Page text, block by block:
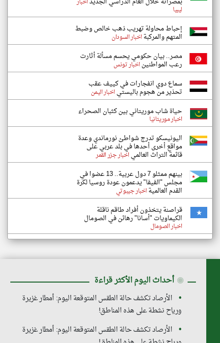
اخبار
ليبيا
إحباط محاولة تهريب ذهب خالص وضبط
المتهم والمركبةاخبار السودان
مصر.. بيان حكومي يحسم مسألة أثارت
رعب المواطنيناخبار تونس
سماع دوي انفجارات في كييف عقب
تحذير من هجوم باليستياخبار اليمن
حياة شاب موريتاني بين كثبان الصحراء
اخبار موريتانيا
اليونيسكو تدرج شواطئ نورماندي وعدة
مواقع أخرى أحدها في بلد عربي على
قائمة التراث العالمياخبار جزر القمر
بينهم ممثلو 7 دول عربية.. 13 عضوا في
مجلس "الفيفا" يدعمون عودة روسيا لكرة
القدم العالميةاخبار جيبوتي
قراصنة يتخذون أفراد طاقم ناقلة
الكيماويات "أسانا" رهائن في الصومال
اخبار الصومال
◉ أحداث اليوم الأكثر قراءة
الأرصاد تكشف حالة الطقس المتوقعة اليوم: أمطار غزيرة
ورياح نشطة على هذه المناطق!
الأرصاد تكشف حالة الطقس المتوقعة اليوم: أمطار غزيرة